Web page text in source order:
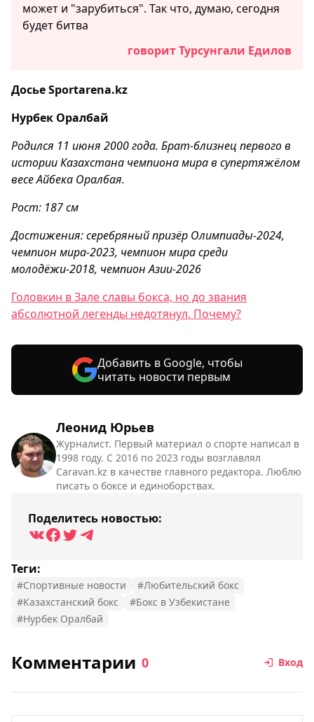
Леонид Юрьев
Журналист. Первый материал о спорте написал в
1998 году. С 2016 по 2023 годы возглавлял
Caravan.kz в качестве главного редактора. Люблю
писать о боксе и единоборствах.
Поделитесь новостью:
Теги:
#Спортивные новости
#Любительский бокс
#Казахстанский бокс
#Бокс в Узбекистане
#Нурбек Оралбай
может и "зарубиться". Так что, думаю, сегодня
будет битва
говорит Турсунгали Едилов
Досье Sportarena.kz
Нурбек Оралбай
Родился 11 июня 2000 года. Брат-близнец первого в
истории Казахстана чемпиона мира в супертяжёлом
весе Айбека Оралбая.
Рост: 187 см
Достижения: серебряный призёр Олимпиады-2024,
чемпион мира-2023, чемпион мира среди
молодёжи-2018, чемпион Азии-2026
Головкин в Зале славы бокса, но до звания
абсолютной легенды недотянул. Почему?
Добавить в Google, чтобы
читать новости первым
Комментарии 0 Вход